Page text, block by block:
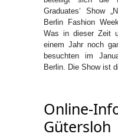
Graduates‘ Show
Berlin Fashion
Was in dieser Zeit
einem Jahr noch
besuchten im
Berlin. Die Show ist
Online-
Gütersloh